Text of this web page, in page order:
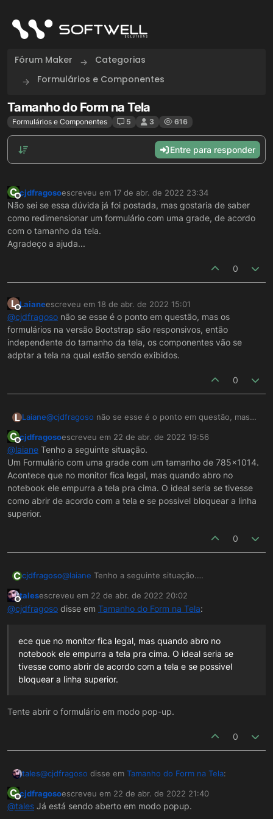
Fórum Maker
Categorias
Formulários e Componentes
Tamanho do Form na Tela
Formulários e Componentes 5 3 616
Entre para responder
C
Offline
cjdfragosoescreveu em 17 de abr. de 2022 23:34
última edição por
Não sei se essa dúvida já foi postada, mas gostaria de saber
como redimensionar um formulário com uma grade, de acordo
com o tamanho da tela.
Agradeço a ajuda...
0
L
Offline
Laianeescreveu em 18 de abr. de 2022 15:01
última edição por
@cjdfragoso não se esse é o ponto em questão, mas os
formulários na versão Bootstrap são responsivos, então
independente do tamanho da tela, os componentes vão se
adptar a tela na qual estão sendo exibidos.
0
L Laiane@cjdfragoso não se esse é o ponto em questão, mas
então independente do tamanho da tela, os
componentes vão se adptar a tela na qual estão sendo
exibidos.
C
Offline
cjdfragosoescreveu em 22 de abr. de 2022 19:56
última edição por
@laiane Tenho a seguinte situação.
Um Formulário com uma grade com um tamanho de 785x1014.
Acontece que no monitor fica legal, mas quando abro no
notebook ele empurra a tela pra cima. O ideal seria se tivesse
como abrir de acordo com a tela e se possivel bloquear a linha
superior.
0
Ccjdfragoso@laiane Tenho a seguinte situação.
785x1014.
Acontece que no monitor fica legal, mas quando
tela e se possivel bloquear a linha superior.
Offline
talesescreveu em 22 de abr. de 2022 20:02
última edição por
@cjdfragoso disse em Tamanho do Form na Tela:
ece que no monitor fica legal, mas quando abro no
notebook ele empurra a tela pra cima. O ideal seria se
tivesse como abrir de acordo com a tela e se possivel
bloquear a linha superior.
Tente abrir o formulário em modo pop-up.
0
tales@cjdfragoso disse em Tamanho do Form na Tela:
ece que no monitor fica legal, mas quando abro no
C
Offline
cjdfragosoescreveu em 22 de abr. de 2022 21:40
última edição por
@tales Já está sendo aberto em modo popup.